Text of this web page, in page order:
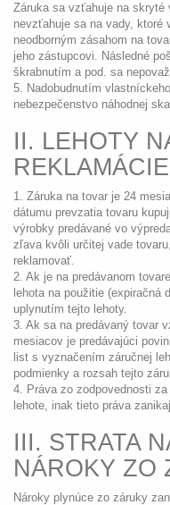
Záruka sa vzťahuje na skryté
nevzťahuje sa na vady, ktoré
neodborným zásahom na
jeho zástupcovi. Následné
škrabnutím a pod. sa
5. Nadobudnutím
nebezpečenstvo náhodnej
II. LEHOTY
REKLAMÁCIE
1. Záruka na tovar je 24
dátumu prevzatia tovaru
výrobky predávané vo
zľava kvôli určitej vade
reklamovať.
2. Ak je na predávanom
lehota na použitie (expiračná
uplynutím tejto lehoty.
3. Ak sa na predávaný tovar
mesiacov je predávajúci
list s vyznačením záručnej
podmienky a rozsah tejto
4. Práva zo zodpovednosti
lehote, inak tieto práva
III. STRATA
NÁROKY ZO
Nároky plynúce zo záruky